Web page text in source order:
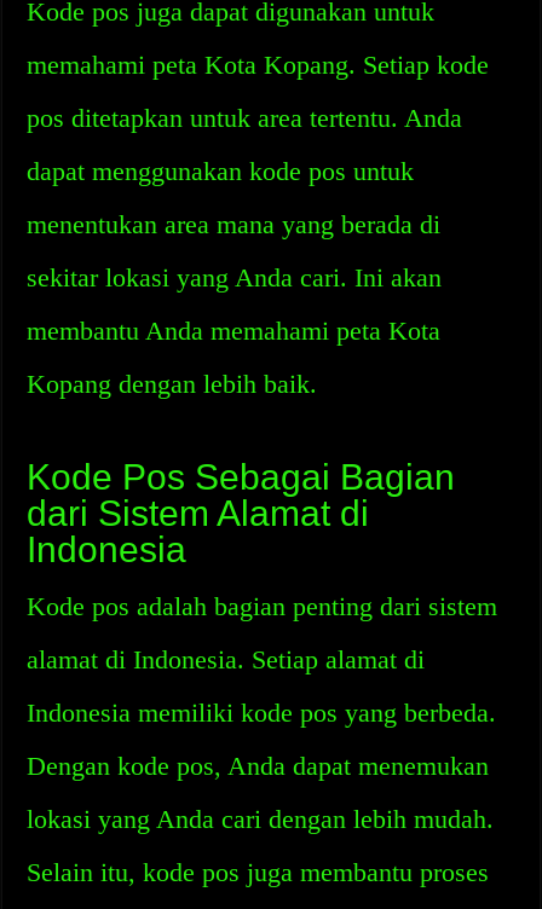
Kode pos juga dapat digunakan untuk
memahami peta Kota Kopang. Setiap kode
pos ditetapkan untuk area tertentu. Anda
dapat menggunakan kode pos untuk
menentukan area mana yang berada di
sekitar lokasi yang Anda cari. Ini akan
membantu Anda memahami peta Kota
Kopang dengan lebih baik.
Kode Pos Sebagai Bagian
dari Sistem Alamat di
Indonesia
Kode pos adalah bagian penting dari sistem
alamat di Indonesia. Setiap alamat di
Indonesia memiliki kode pos yang berbeda.
Dengan kode pos, Anda dapat menemukan
lokasi yang Anda cari dengan lebih mudah.
Selain itu, kode pos juga membantu proses